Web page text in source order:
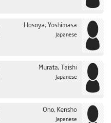
Hosoya, Yoshimasa
Japanese
Murata, Taishi
Japanese
Ono, Kensho
Japanese